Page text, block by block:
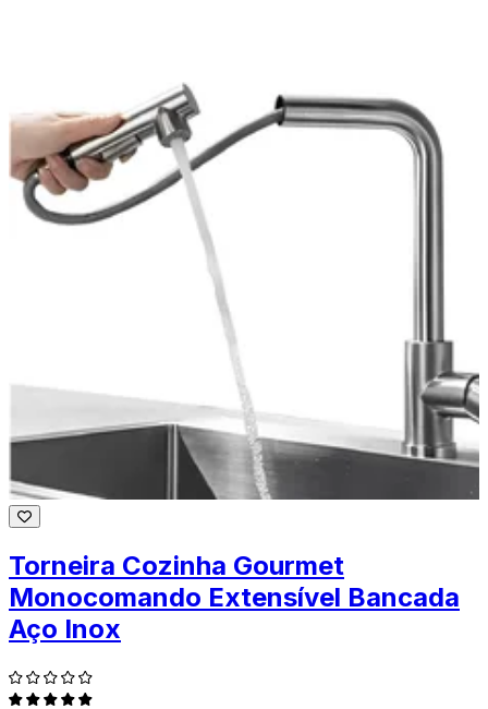
Torneira Cozinha Gourmet
Monocomando Extensível Bancada
Aço Inox